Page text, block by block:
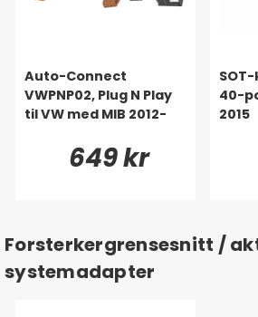
Auto-Connect
VWPNP02, Plug N Play
til VW med MIB 2012-
649 kr
40-
2015
Forsterkergrensesnitt /
systemadapter